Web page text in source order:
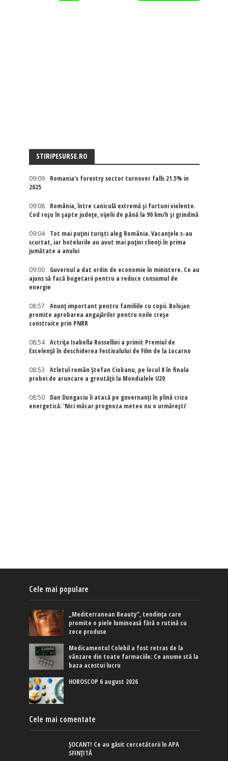
STIRIPESURSE.RO
09:09
Romania's forestry sector turnover falls 21.5% in
2025
09:08
România, între caniculă extremă și furtuni violente.
Cod roșu în șapte județe, vijelii de până la 90 km/h și grindină
09:04
Tot mai puțini turiști aleg România. Vacanțele s-au
scurtat, iar hotelurile au avut mai puțini clienți în prima
jumătate a anului
09:00
Guvernul a dat ordin de economie în ministere. Ce au
ajuns să facă bugetarii pentru a reduce consumul de
energie
08:57
Anunț important pentru familiile cu copii. Bolojan
promite aprobarea angajărilor pentru noile creșe
construite prin PNRR
08:54
Actriţa Isabella Rossellini a primit Premiul de
Excelenţă în deschiderea Festivalului de Film de la Locarno
08:53
Atletul român Ștefan Ciobanu, pe locul 8 în finala
probei de aruncare a greutății la Mondialele U20
08:50
Dan Dungaciu îi atacă pe guvernanți în plină criza
energetică: 'Nici măcar prognoza meteo nu o urmărești'
Cele mai populare
„Mediterranean Beauty”, tendința care
promite o piele luminoasă fără o rutină cu
zece produse
Medicamentul Colebil a fost retras de la
vânzare din toate farmaciile: Ce anume stă la
baza acestui lucru
HOROSCOP 6 august 2026
Cele mai comentate
ȘOCANT! Ce au găsit cercetătorii în APA
SFINȚITĂ